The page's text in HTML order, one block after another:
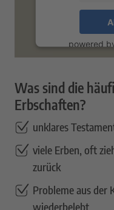
powered
Was sind die
Erbschaften?
unklares
viele Erben, oft
zurück
Probleme aus der
wiederbelebt